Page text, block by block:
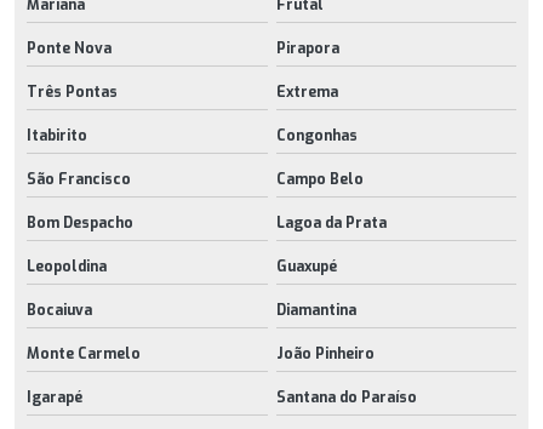
Mariana Frutal
Ponte Nova Pirapora
Três Pontas Extrema
Itabirito Congonhas
São Francisco Campo Belo
Bom Despacho Lagoa da Prata
Leopoldina Guaxupé
Bocaiuva Diamantina
Monte Carmelo João Pinheiro
Igarapé Santana do Paraíso